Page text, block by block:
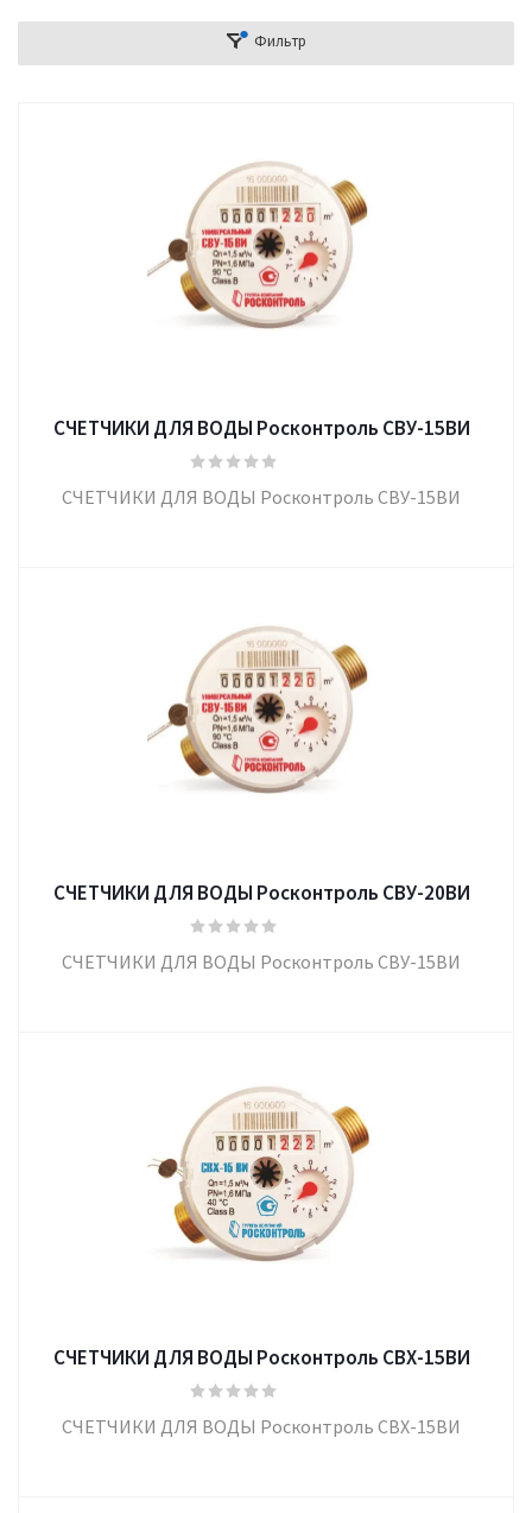
Фильтр
СЧЕТЧИКИ ДЛЯ ВОДЫ Росконтроль СВУ-15ВИ
СЧЕТЧИКИ ДЛЯ ВОДЫ Росконтроль СВУ-15ВИ
СЧЕТЧИКИ ДЛЯ ВОДЫ Росконтроль СВУ-20ВИ
СЧЕТЧИКИ ДЛЯ ВОДЫ Росконтроль СВУ-15ВИ
СЧЕТЧИКИ ДЛЯ ВОДЫ Росконтроль СВХ-15ВИ
СЧЕТЧИКИ ДЛЯ ВОДЫ Росконтроль СВХ-15ВИ